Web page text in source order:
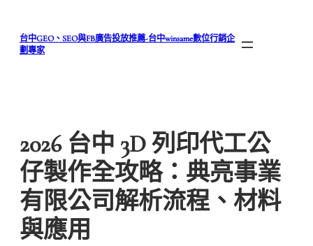
台中GEO、SEO與FB廣告投放推薦-台中winsame數位行銷企
劃專家
2026 台中 3D 列印代工公
仔製作全攻略：典亮事業
有限公司解析流程、材料
與應用